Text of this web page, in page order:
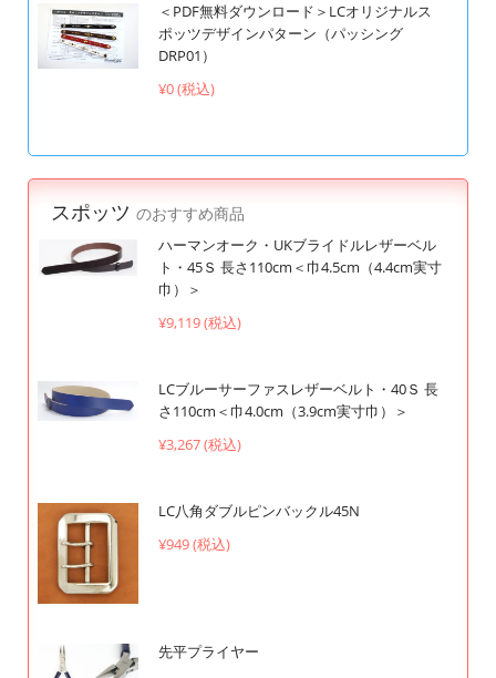
＜PDF無料ダウンロード＞LCオリジナルス
ポッツデザインパターン（パッシング
DRP01）
¥0 (税込)
スポッツ のおすすめ商品
ハーマンオーク・UKブライドルレザーベル
ト・45Ｓ 長さ110cm＜巾4.5cm（4.4cm実寸
巾）＞
¥9,119 (税込)
LCブルーサーファスレザーベルト・40Ｓ 長
さ110cm＜巾4.0cm（3.9cm実寸巾）＞
¥3,267 (税込)
LC八角ダブルピンバックル45N
¥949 (税込)
先平プライヤー